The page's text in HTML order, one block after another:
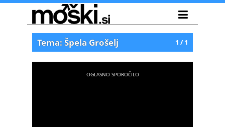
1 / 1
Tema: Špela Grošelj